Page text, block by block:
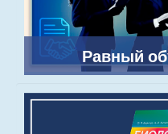
Равный